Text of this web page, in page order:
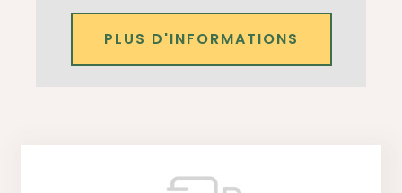
PLUS D'INFORMATIONS